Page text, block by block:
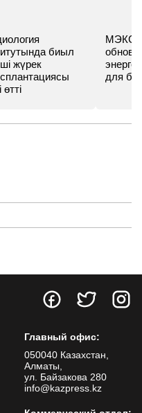
биыл
жүрек
өтті
МЭКС -
для
Главный офис:
050040 Казахстан,
Алматы,
ул. Байзакова 280
info@kazpress.kz